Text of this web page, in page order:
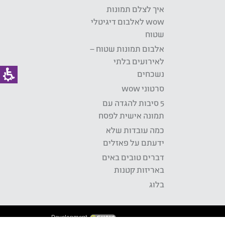
איך לצלם תמונות
wow לאלבום דיגיטלי
שטוח
אלבום תמונות שטוח –
לאירועים בלתי
נשכחים
סרטוני wow
5 סיבות להגדה עם
תמונה אישית לפסח
כמה עובדות שלא
ידעתם על פאזלים
דברים טובים באים
באריזות קטנות
בלוג
Development: